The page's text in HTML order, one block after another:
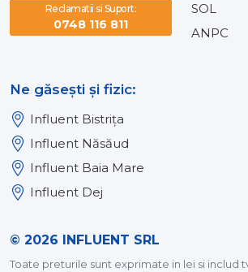
Reclamatii si Suport:
0748 116 811
SOL
ANPC
Ne găsești și fizic:
Influent Bistrița
Influent Năsăud
Influent Baia Mare
Influent Dej
© 2026 INFLUENT SRL
Toate preturile sunt exprimate in lei si includ